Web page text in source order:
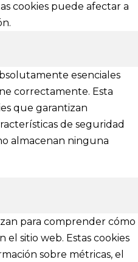
cookies puede afectar a
esenciales
correctamente. Esta
que garantizan
de seguridad
almacenan ninguna
para comprender cómo
el sitio web. Estas cookies
sobre métricas, el